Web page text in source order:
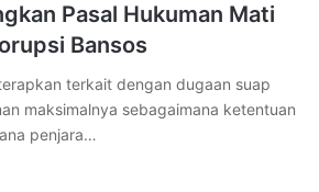
Pasal Hukuman Mati
Bansos
terkait dengan dugaan suap
maksimalnya sebagaimana ketentuan
penjara…